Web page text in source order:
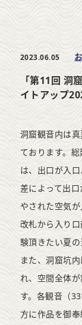
2023.06.05
「第11回 洞
イトアップ
洞窟観音内は
ております。
は、出口が入
差によって出
やされた空気が
改札から入り
験頂きたい夏の
また、洞窟坑
れ、空間全体
す。各観音（
方に作品を御